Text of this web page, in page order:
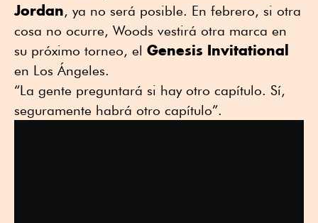
Jordan, ya no será posible. En febrero, si otra
cosa no ocurre, Woods vestirá otra marca en
su próximo torneo, el Genesis Invitational
en Los Ángeles.
“La gente preguntará si hay otro capítulo. Sí,
seguramente habrá otro capítulo”.